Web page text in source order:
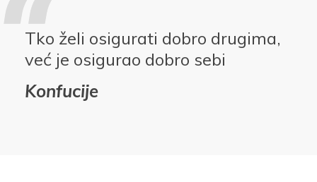
Tko želi osigurati dobro drugima,
već je osigurao dobro sebi
Konfucije